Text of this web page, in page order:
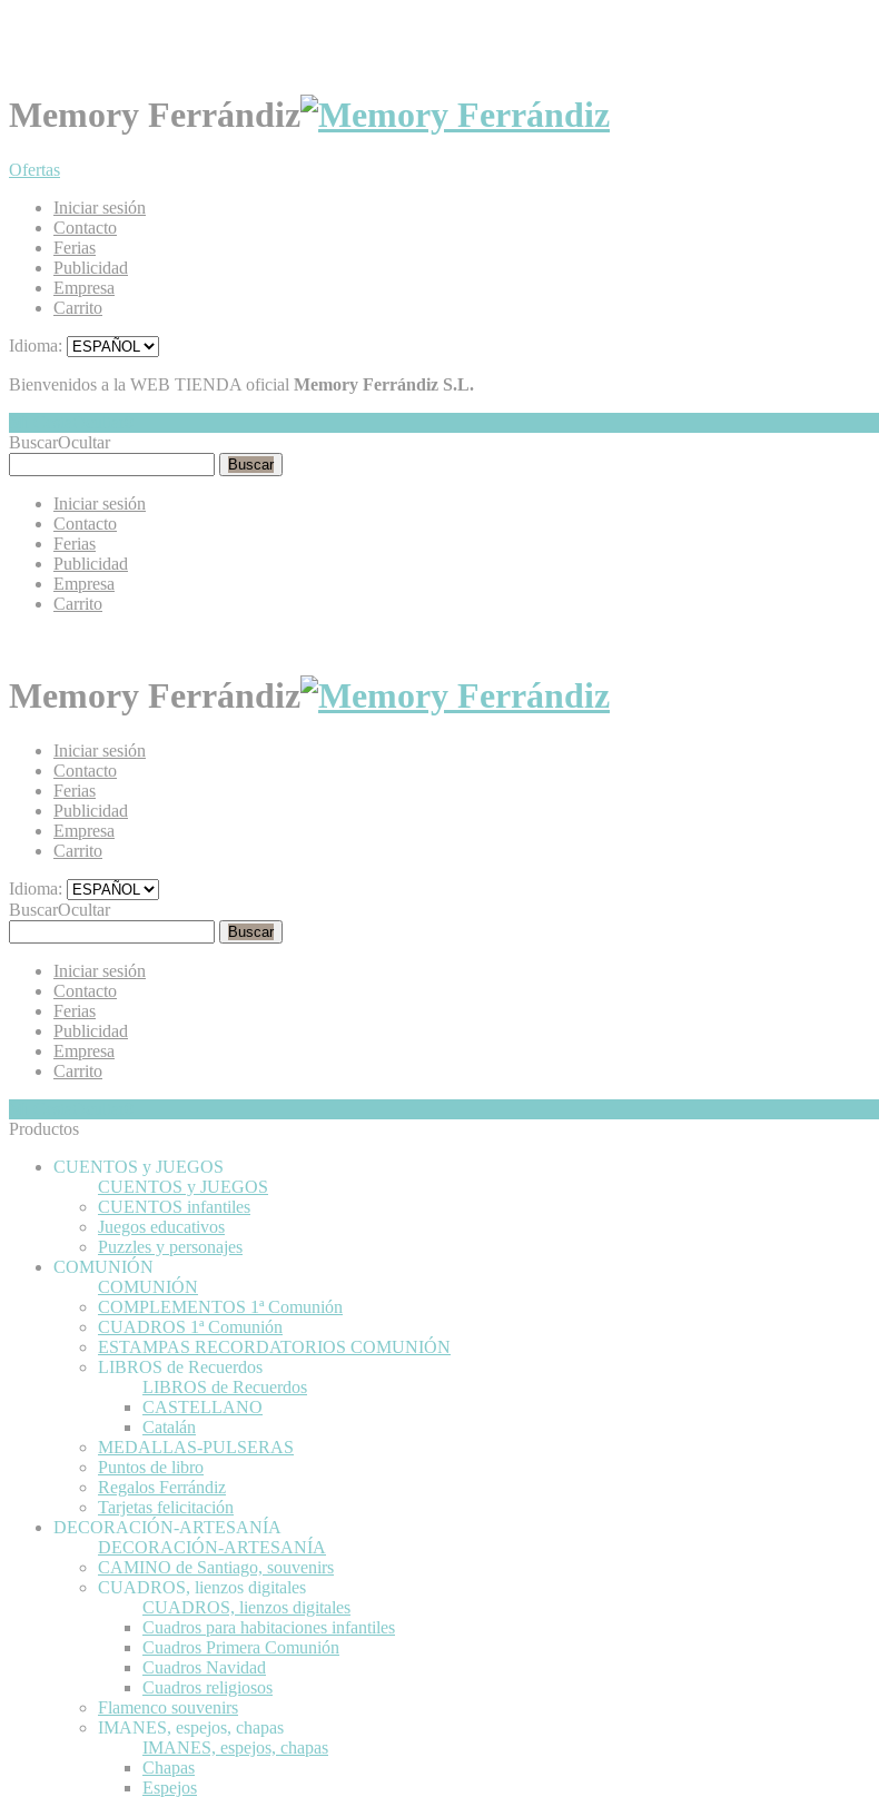
Memory Ferrándiz
Ofertas
Iniciar sesión
Contacto
Ferias
Publicidad
Empresa
Carrito
Idioma:
Bienvenidos a la WEB TIENDA oficial Memory Ferrándiz S.L.
BuscarOcultar
Buscar
Iniciar sesión
Contacto
Ferias
Publicidad
Empresa
Carrito
Memory Ferrándiz
Iniciar sesión
Contacto
Ferias
Publicidad
Empresa
Carrito
Idioma:
BuscarOcultar
Buscar
Iniciar sesión
Contacto
Ferias
Publicidad
Empresa
Carrito
Productos
CUENTOS y JUEGOS
CUENTOS y JUEGOS
CUENTOS infantiles
Juegos educativos
Puzzles y personajes
COMUNIÓN
COMUNIÓN
COMPLEMENTOS 1ª Comunión
CUADROS 1ª Comunión
ESTAMPAS RECORDATORIOS COMUNIÓN
LIBROS de Recuerdos
LIBROS de Recuerdos
CASTELLANO
Catalán
MEDALLAS-PULSERAS
Puntos de libro
Regalos Ferrándiz
Tarjetas felicitación
DECORACIÓN-ARTESANÍA
DECORACIÓN-ARTESANÍA
CAMINO de Santiago, souvenirs
CUADROS, lienzos digitales
CUADROS, lienzos digitales
Cuadros para habitaciones infantiles
Cuadros Primera Comunión
Cuadros Navidad
Cuadros religiosos
Flamenco souvenirs
IMANES, espejos, chapas
IMANES, espejos, chapas
Chapas
Espejos